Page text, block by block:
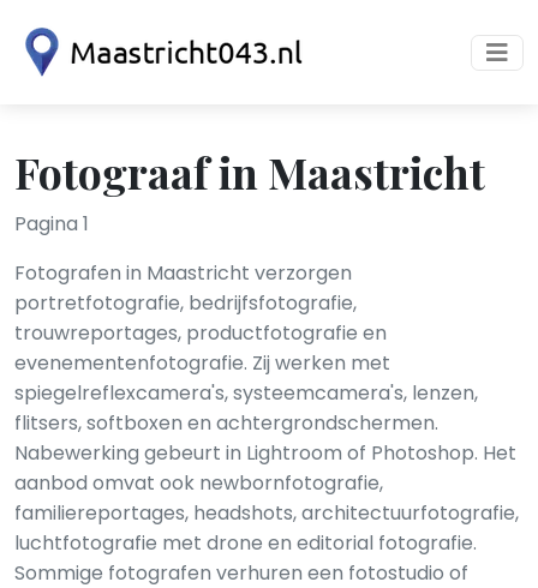
Fotograaf in Maastricht
Pagina 1
Fotografen in Maastricht verzorgen
portretfotografie, bedrijfsfotografie,
trouwreportages, productfotografie en
evenementenfotografie. Zij werken met
spiegelreflexcamera's, systeemcamera's, lenzen,
flitsers, softboxen en achtergrondschermen.
Nabewerking gebeurt in Lightroom of Photoshop. Het
aanbod omvat ook newbornfotografie,
familiereportages, headshots, architectuurfotografie,
luchtfotografie met drone en editorial fotografie.
Sommige fotografen verhuren een fotostudio of